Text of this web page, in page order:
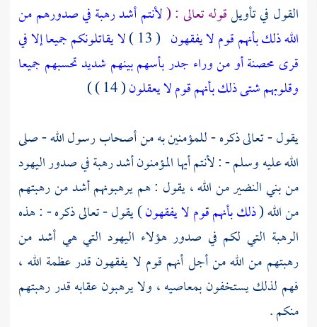
القول في تأويلقوله تعالى : (لأنتم أشد رهبة في صدورهم من
الله ذلك بأنهم قوم لا يفقهون ( 13 )
لا يقاتلونكم جميعا إلا في
قرى محصنة أو من وراء جدر بأسهم بينهم شديد تحسبهم جميعا
وقلوبهم شتى ذلك بأنهم قوم لا يعقلون( 14 ) )
يقول - تعالى ذكره - للمؤمنين به من أصحاب رسول الله - صلى
الله عليه وسلم - : لأنتم أيها المؤمنون أشد رهبة في صدوراليهود
منبني النضيرمن الله ، يقول : هم يرهبونهم أشد من رهبتهم
من الله (ذلك بأنهم قوم لا يفقهون) يقول - تعالى ذكره - : هذه
الرهبة التي لكم في صدور هؤلاء اليهود التي هي أشد من
رهبتهم من الله من أجل أنهم قوم لا يفقهون قدر عظمة الله ،
فهم لذلك يستخفون بمعاصيه ، ولا يرهبون عقابه قدر رهبتهم
منكم .